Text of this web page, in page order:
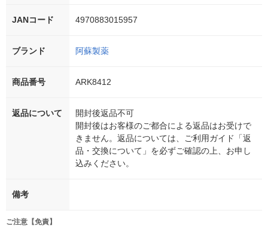
JANコード 4970883015957
ブランド 阿蘇製薬
商品番号 ARK8412
返品について
開封後返品不可
開封後はお客様のご都合による返品はお受けで
きません。返品については、ご利用ガイド「返
品・交換について」を必ずご確認の上、お申し
込みください。
備考
ご注意【免責】